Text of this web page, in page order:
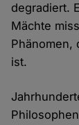
degradiert.
Mächte
Phänomen,
ist.